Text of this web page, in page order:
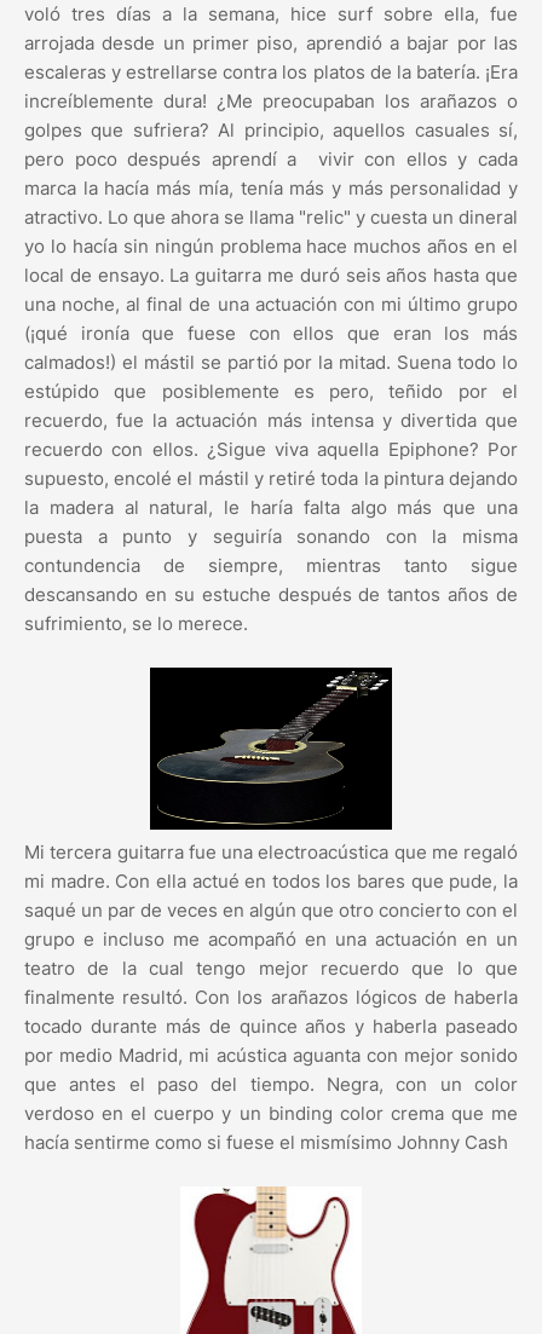
voló tres días a la semana, hice surf sobre ella, fue
arrojada desde un primer piso, aprendió a bajar por las
escaleras y estrellarse contra los platos de la batería. ¡Era
increíblemente dura! ¿Me preocupaban los arañazos o
golpes que sufriera? Al principio, aquellos casuales sí,
pero poco después aprendí a vivir con ellos y cada
marca la hacía más mía, tenía más y más personalidad y
atractivo. Lo que ahora se llama "relic" y cuesta un dineral
yo lo hacía sin ningún problema hace muchos años en el
local de ensayo. La guitarra me duró seis años hasta que
una noche, al final de una actuación con mi último grupo
(¡qué ironía que fuese con ellos que eran los más
calmados!) el mástil se partió por la mitad. Suena todo lo
estúpido que posiblemente es pero, teñido por el
recuerdo, fue la actuación más intensa y divertida que
recuerdo con ellos. ¿Sigue viva aquella Epiphone? Por
supuesto, encolé el mástil y retiré toda la pintura dejando
la madera al natural, le haría falta algo más que una
puesta a punto y seguiría sonando con la misma
contundencia de siempre, mientras tanto sigue
descansando en su estuche después de tantos años de
sufrimiento, se lo merece.
Mi tercera guitarra fue una electroacústica que me regaló
mi madre. Con ella actué en todos los bares que pude, la
saqué un par de veces en algún que otro concierto con el
grupo e incluso me acompañó en una actuación en un
teatro de la cual tengo mejor recuerdo que lo que
finalmente resultó. Con los arañazos lógicos de haberla
tocado durante más de quince años y haberla paseado
por medio Madrid, mi acústica aguanta con mejor sonido
que antes el paso del tiempo. Negra, con un color
verdoso en el cuerpo y un binding color crema que me
hacía sentirme como si fuese el mismísimo Johnny Cash